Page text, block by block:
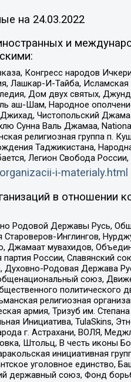
на 24.03.2022
и
Конгресс народов
Лашкар-И-Тайба, Исламская
Дом двух святых,
аш-Шам, Народное
Чистопольский
Сунна Валь Джамаа,
религиозная группа п.
Таджикистана,
Легион Свобода
i-materialy.html
в отношении
Родовой Державы Русь,
Инглингов,
Джамаат мувахидов,
России, Славянский
Родовая Держава
союз,
политического
религиозная
армия, Тризуб им.
Инициатива, TulaSkins,
г. Астрахани, ВОЛЯ,
Штольц, В честь иконы
инициативная
уголовное единство,
державный союз, Фонд